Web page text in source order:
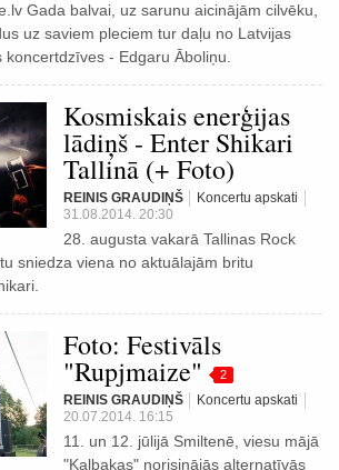
Gada balvai, uz sarunu aicinājām cilvēku,
uz saviem pleciem tur daļu no Latvijas
- Edgaru Āboliņu.
Kosmiskais enerģijas
lādiņš - Enter Shikari
Tallinā (+ Foto)
REINIS GRAUDIŅŠ
Koncertu apskati
31.08.2014. 20:30
28. augusta vakarā Tallinas Rock
sniedza viena no aktuālajām britu
Foto: Festivāls
"Rupjmaize" 2
REINIS GRAUDIŅŠ
Koncertu apskati
20.07.2014. 16:15
11. un 12. jūlijā Smiltenē, viesu mājā
"Kalbakas" norisinājās alternatīvās